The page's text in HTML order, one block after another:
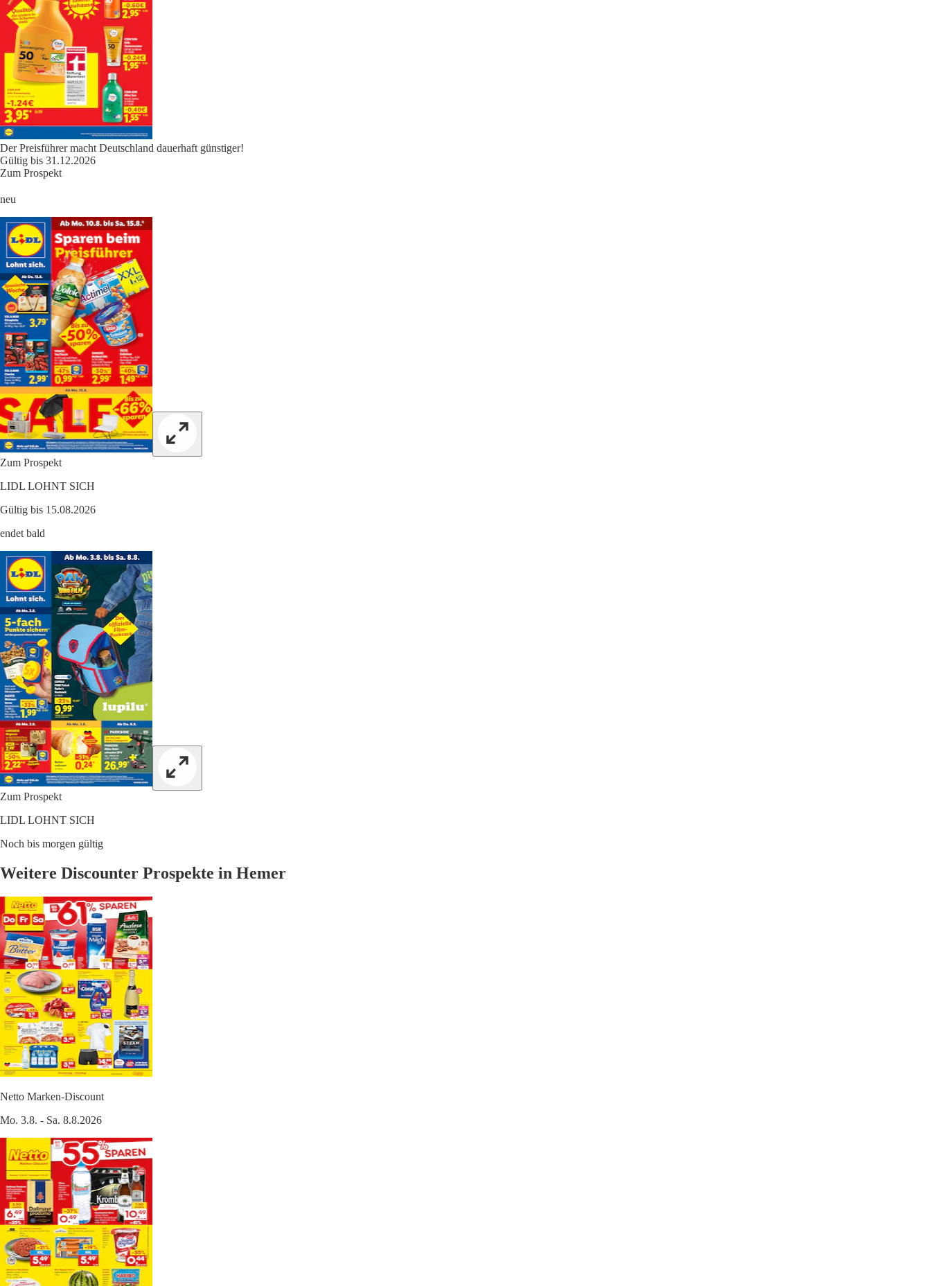
Der Preisführer macht Deutschland dauerhaft günstiger!
Gültig bis 31.12.2026
Zum Prospekt
neu
Zum Prospekt
LIDL LOHNT SICH
Gültig bis 15.08.2026
endet bald
Zum Prospekt
LIDL LOHNT SICH
Noch bis morgen gültig
Weitere Discounter Prospekte in Hemer
Netto Marken-Discount
Mo. 3.8. - Sa. 8.8.2026